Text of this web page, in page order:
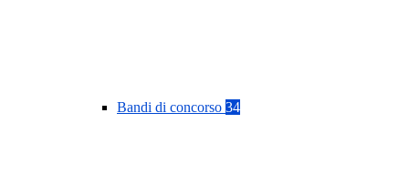
Bandi di concorso 34